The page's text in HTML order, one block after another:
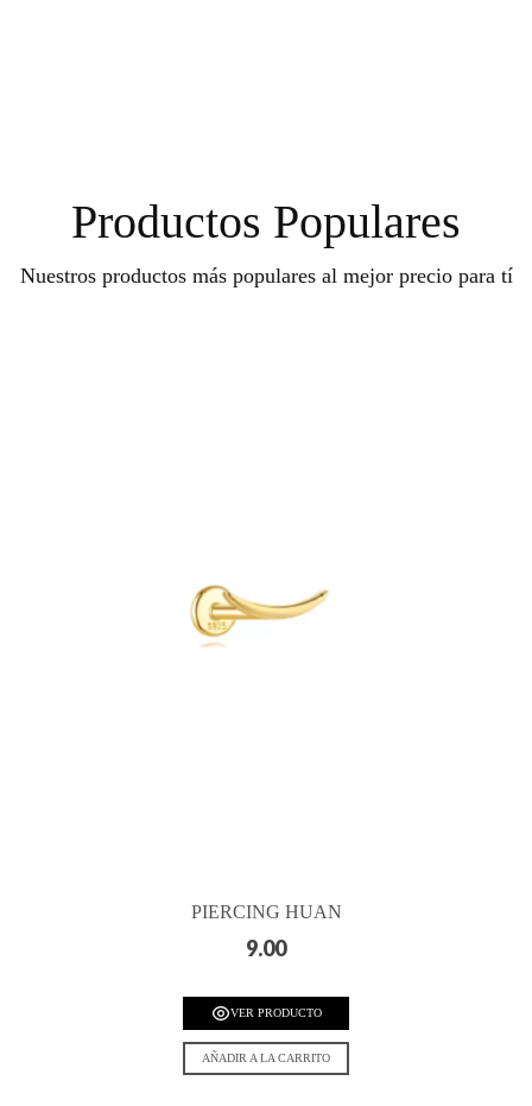
Productos Populares
Nuestros productos más populares al mejor precio para tí
PIERCING HUAN
9.00
VER PRODUCTO
AÑADIR A LA CARRITO